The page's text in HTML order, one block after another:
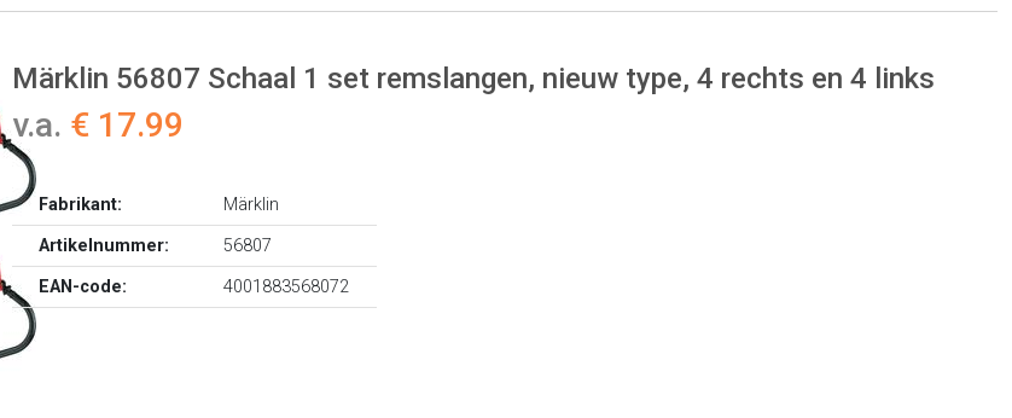
Märklin 56807 Schaal 1 set remslangen, nieuw type, 4 rechts en 4 links
v.a. € 17.99
Fabrikant:
Märklin
Artikelnummer:
56807
EAN-code:
4001883568072